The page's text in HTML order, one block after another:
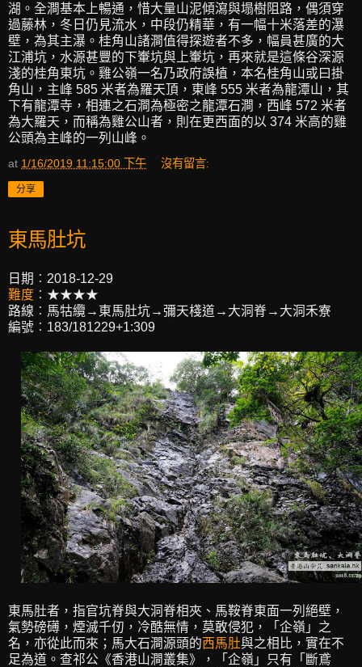
湖。全澗基本上暢通，惜大量山泥傾瀉與塌樹阻路，偶須穿
過藤林，冬日仍見流水，中段仍精華，有一幅十米落差的瀑
壁，為其主瀑。桂角山諸澗值得探遊者不多，幅員甚廣的大
江浦坑，水源甚豐的下輋坑與上輋坑，再來就是這條谷深源
淺的桂角東坑。雞公嶺一名乃政府誤植，本名桂角山或曰掛
角山，主峰 585 米者為羅天頂，東峰 555 米者為龍潭山，其
下有龍潭寺，相連之石澗為極密之龍潭石澗，西峰 572 米者
為大羅天，而稱為雞公山者，則在更西面的以 374 米高的雞
公頭為主峰的一列山峰。
at 1/16/2019 11:15:00 下午 沒有留言:
分享
東馬肚坑
日期︰2018-12-29
難度 ︰★★★★
路線︰馬牯纜→東馬肚坑→彌天棧道→大洞脊→大洞禾寮
編號︰183/181229+1:309
東馬肚者，指官坑脊與大洞脊相夾、馬鞍脊東面一列絕壁，
氣勢磅礡，煙滅千仞，冷酷無情，莫敢侵犯，「企嶺」之
名，亦從此而來；馬大石澗源頭的西馬肚與之相比，實在不
足為道。查祁公《香港山澗叢集》，「企嶺」只有「斷鳶